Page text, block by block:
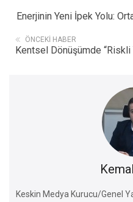
Enerjinin Yeni İpek Yolu:
ÖNCEKI HABER
Kentsel Dönüşümde “Riskli
Keskin Medya Kurucu/Genel